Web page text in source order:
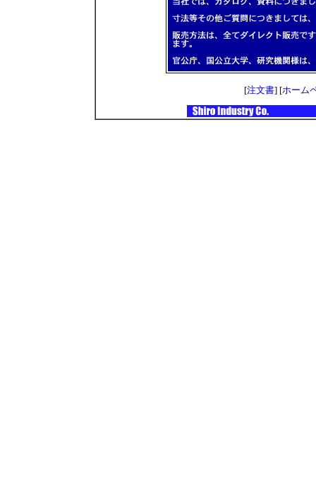
[注文書] [ホーム